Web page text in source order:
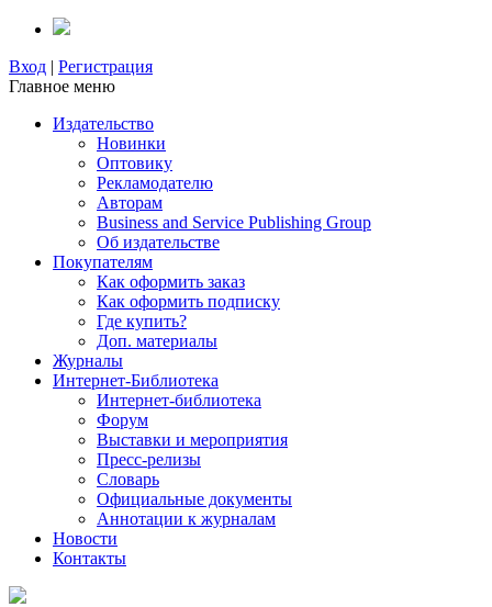
Вход | Регистрация
Главное меню
Издательство
Новинки
Оптовику
Рекламодателю
Авторам
Business and Service Publishing Group
Об издательстве
Покупателям
Как оформить заказ
Как оформить подписку
Где купить?
Доп. материалы
Журналы
Интернет-Библиотека
Интернет-библиотека
Форум
Выставки и мероприятия
Пресс-релизы
Словарь
Официальные документы
Аннотации к журналам
Новости
Контакты